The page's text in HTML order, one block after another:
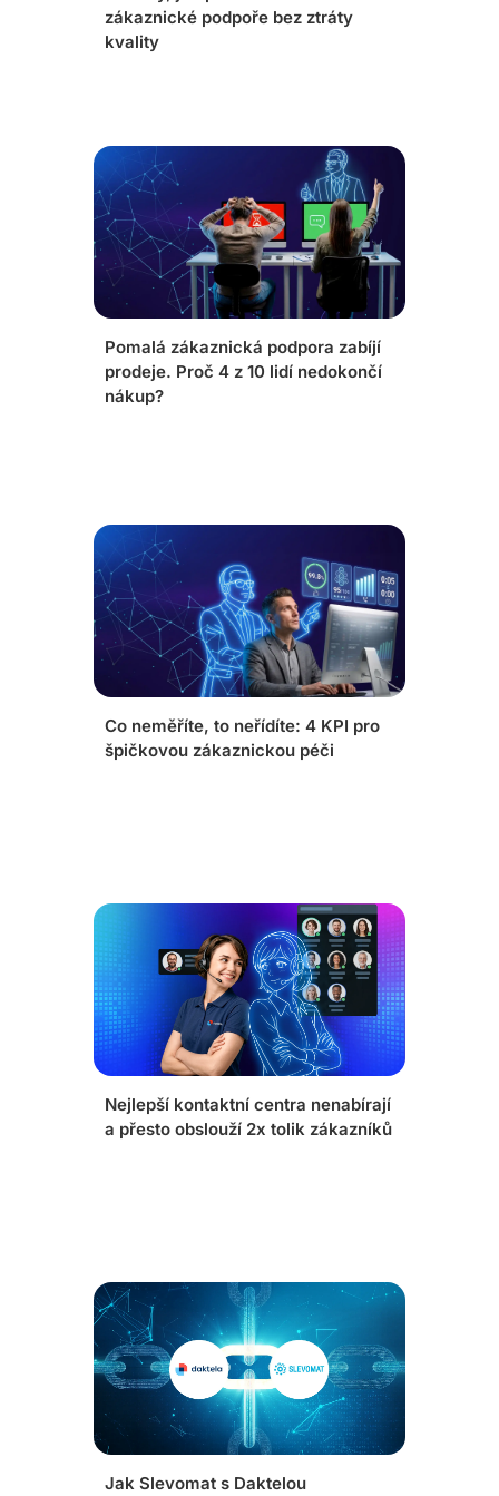
zákaznické podpoře bez ztráty
kvality
Pomalá zákaznická podpora zabíjí
prodeje. Proč 4 z 10 lidí nedokončí
nákup?
Co neměříte, to neřídíte: 4 KPI pro
špičkovou zákaznickou péči
Nejlepší kontaktní centra nenabírají
a přesto obslouží 2x tolik zákazníků
Jak Slevomat s Daktelou